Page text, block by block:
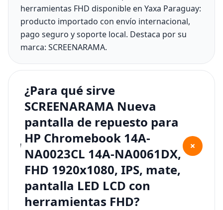
herramientas FHD disponible en Yaxa Paraguay:
producto importado con envío internacional,
pago seguro y soporte local. Destaca por su
marca: SCREENARAMA.
¿Para qué sirve
SCREENARAMA Nueva
pantalla de repuesto para
HP Chromebook 14A-
NA0023CL 14A-NA0061DX,
FHD 1920x1080, IPS, mate,
pantalla LED LCD con
herramientas FHD?
+